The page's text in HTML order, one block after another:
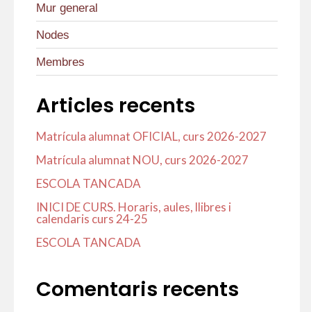
Mur general
Nodes
Membres
Articles recents
Matrícula alumnat OFICIAL, curs 2026-2027
Matrícula alumnat NOU, curs 2026-2027
ESCOLA TANCADA
INICI DE CURS. Horaris, aules, llibres i
calendaris curs 24-25
ESCOLA TANCADA
Comentaris recents